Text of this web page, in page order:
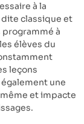
à la
dite classique et
à
élèves du
leçons
une
et impacte